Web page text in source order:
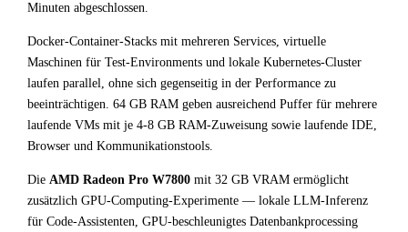
Minuten abgeschlossen.
Docker-Container-Stacks mit mehreren Services, virtuelle
Maschinen für Test-Environments und lokale Kubernetes-Cluster
laufen parallel, ohne sich gegenseitig in der Performance zu
beeinträchtigen. 64 GB RAM geben ausreichend Puffer für mehrere
laufende VMs mit je 4-8 GB RAM-Zuweisung sowie laufende IDE,
Browser und Kommunikationstools.
Die AMD Radeon Pro W7800 mit 32 GB VRAM ermöglicht
zusätzlich GPU-Computing-Experimente — lokale LLM-Inferenz
für Code-Assistenten, GPU-beschleunigtes Datenbankprocessing